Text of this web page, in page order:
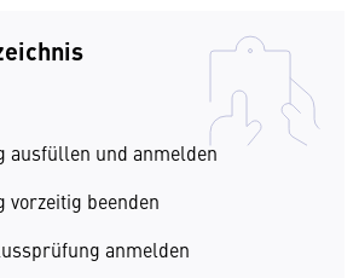
ausfüllen und anmelden
vorzeitig beenden
anmelden